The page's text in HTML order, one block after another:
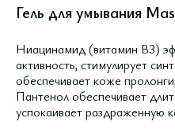
Гель для умывания
Ниацинамид (витамин В3)
активность, стимулирует
обеспечивает коже
Пантенол обеспечивает
успокаивает раздраженную